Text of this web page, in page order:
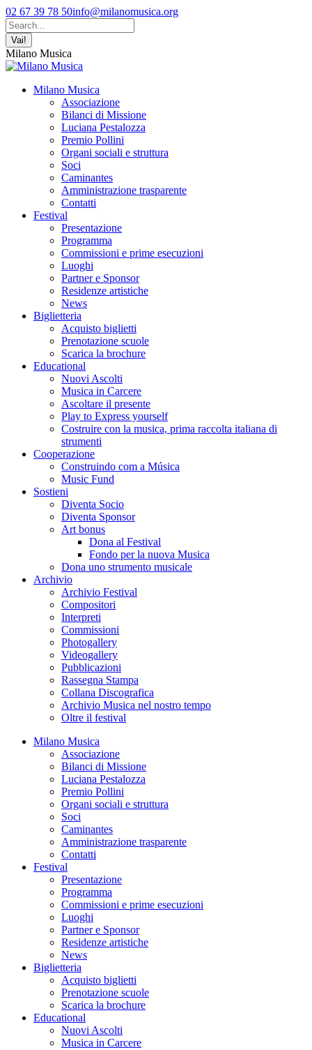
Vai
ai
contenuti
Facebook
page
opens
in
new
window
YouTube
page
opens
in
new
window
Instagram
page
opens
in
new
window
02 67 39 78 50info@milanomusica.org
Cerca:
Milano Musica
Milano Musica
Associazione
Bilanci di Missione
Luciana Pestalozza
Premio Pollini
Organi sociali e struttura
Soci
Caminantes
Amministrazione trasparente
Contatti
Festival
Presentazione
Programma
Commissioni e prime esecuzioni
Luoghi
Partner e Sponsor
Residenze artistiche
News
Biglietteria
Acquisto biglietti
Prenotazione scuole
Scarica la brochure
Educational
Nuovi Ascolti
Musica in Carcere
Ascoltare il presente
Play to Express yourself
Costruire con la musica, prima raccolta italiana di
strumenti
Cooperazione
Construindo com a Música
Music Fund
Sostieni
Diventa Socio
Diventa Sponsor
Art bonus
Dona al Festival
Fondo per la nuova Musica
Dona uno strumento musicale
Archivio
Archivio Festival
Compositori
Interpreti
Commissioni
Photogallery
Videogallery
Pubblicazioni
Rassegna Stampa
Collana Discografica
Archivio Musica nel nostro tempo
Oltre il festival
Milano Musica
Associazione
Bilanci di Missione
Luciana Pestalozza
Premio Pollini
Organi sociali e struttura
Soci
Caminantes
Amministrazione trasparente
Contatti
Festival
Presentazione
Programma
Commissioni e prime esecuzioni
Luoghi
Partner e Sponsor
Residenze artistiche
News
Biglietteria
Acquisto biglietti
Prenotazione scuole
Scarica la brochure
Educational
Nuovi Ascolti
Musica in Carcere